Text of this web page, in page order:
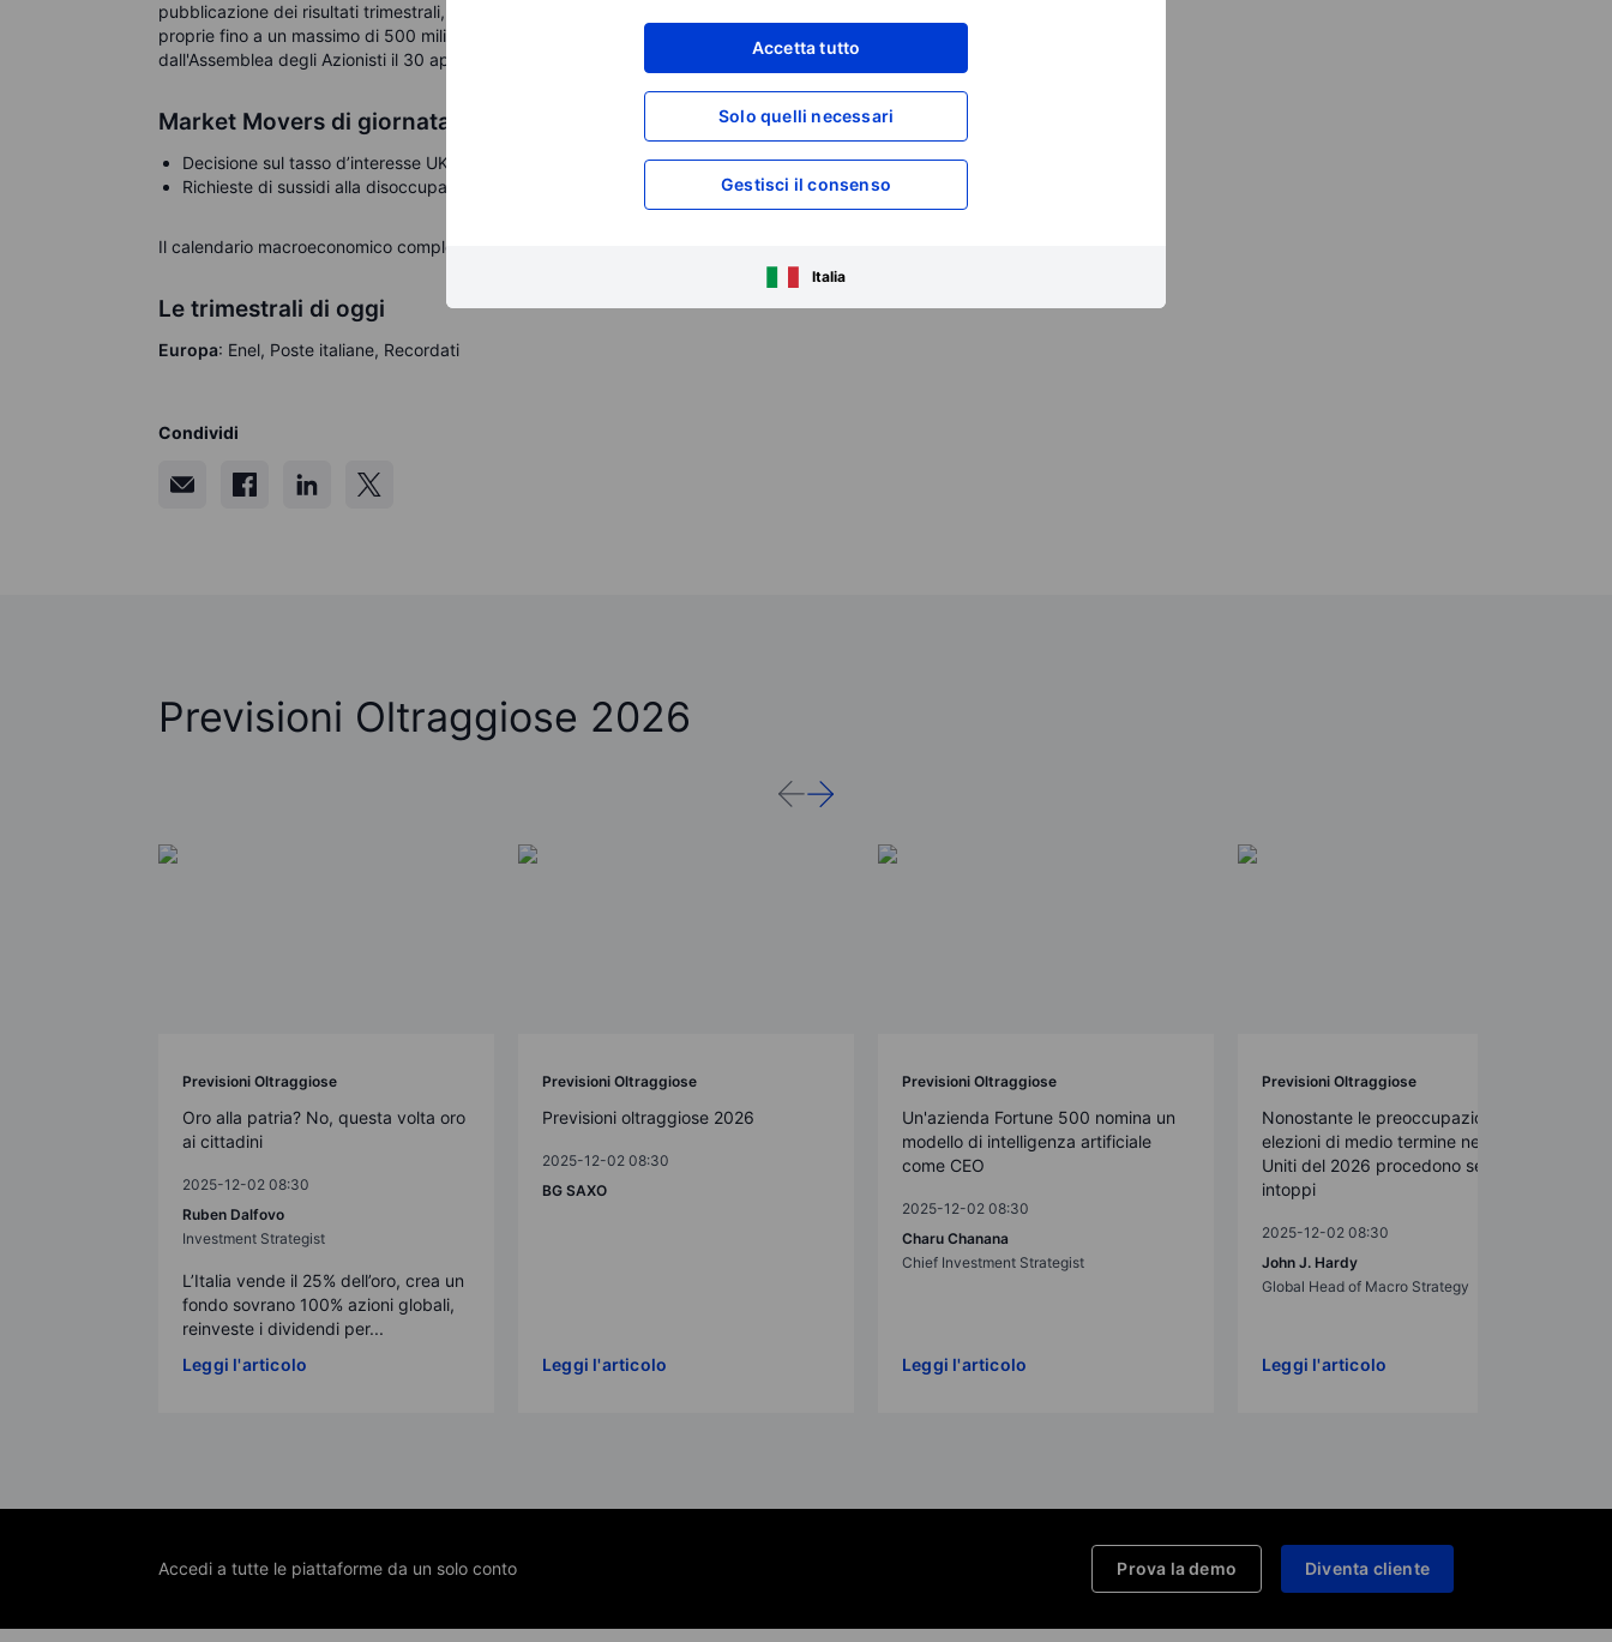
Accetta tutto
Solo quelli necessari
Gestisci il consenso
Italia
pubblicazione dei risultati trimestrali, Nexi ha annunciato l'avvio di un programma di riacquisto di azioni
proprie fino a un massimo di 500 milioni, da completarsi entro il 31 ottobre 2025, già approvato
dall'Assemblea degli Azionisti il 30 aprile 2024.
Market Movers di giornata
Decisione sul tasso d’interesse UK – (13:00)
Richieste di sussidi alla disoccupazione USA (14:30)
Il calendario macroeconomico completo è disponibile
Le trimestrali di oggi
Europa: Enel, Poste italiane, Recordati
Condividi
Previsioni Oltraggiose 2026
Previsioni Oltraggiose
Oro alla patria? No, questa volta oro
ai cittadini
2025-12-02 08:30
Ruben Dalfovo
Investment Strategist
L’Italia vende il 25% dell’oro, crea un
fondo sovrano 100% azioni globali,
reinveste i dividendi per...
Leggi l'articolo
Previsioni Oltraggiose
Previsioni oltraggiose 2026
2025-12-02 08:30
BG SAXO
Leggi l'articolo
Previsioni Oltraggiose
Un'azienda Fortune 500 nomina un
modello di intelligenza artificiale
come CEO
2025-12-02 08:30
Charu Chanana
Chief Investment Strategist
Leggi l'articolo
Previsioni Oltraggiose
Nonostante le preoccupazioni, le
elezioni di medio termine negli Stati
Uniti del 2026 procedono senza
intoppi
2025-12-02 08:30
John J. Hardy
Global Head of Macro Strategy
Leggi l'articolo
Accedi a tutte le piattaforme da un solo conto Prova la demo Diventa cliente